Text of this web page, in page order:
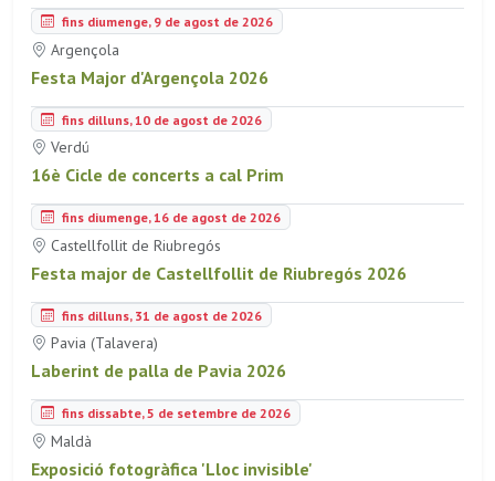
fins diumenge, 9 de agost de 2026
Argençola
Festa Major d'Argençola 2026
fins dilluns, 10 de agost de 2026
Verdú
16è Cicle de concerts a cal Prim
fins diumenge, 16 de agost de 2026
Castellfollit de Riubregós
Festa major de Castellfollit de Riubregós 2026
fins dilluns, 31 de agost de 2026
Pavia (Talavera)
Laberint de palla de Pavia 2026
fins dissabte, 5 de setembre de 2026
Maldà
Exposició fotogràfica 'Lloc invisible'